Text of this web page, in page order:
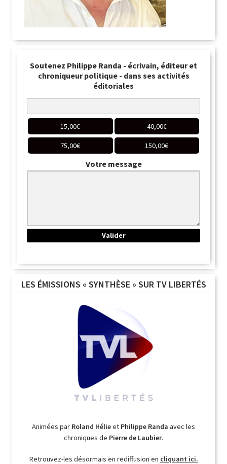
Soutenez Philippe Randa - écrivain, éditeur et
chroniqueur politique - dans ses activités
éditoriales
15,00€ 40,00€
75,00€ 150,00€
Votre message
LES ÉMISSIONS « SYNTHÈSE » SUR TV LIBERTÉS
Animées par Roland Hélieet Philippe Randa avec les
chroniques de Pierre de Laubier.
Retrouvez-les désormais en rediffusion en cliquant ici.